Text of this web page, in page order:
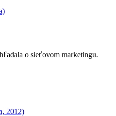
o sieťovom marketingu.
2012)